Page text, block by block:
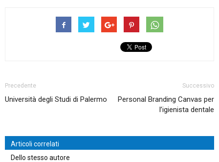
Precedente
Università degli Studi di Palermo
Successivo
Personal Branding Canvas per
l’igienista dentale
Articoli correlati
Dello stesso autore